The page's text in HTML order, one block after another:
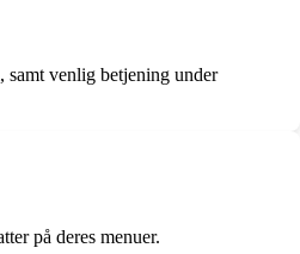
samt venlig betjening under
på deres menuer.